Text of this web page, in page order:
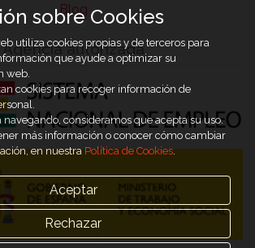
Blog
Agencia autorizada
sobre Cookies
utiliza cookies propias y de terceros para
que ayude a optimizar su
web.
cookies para recoger información de
navegando, consideramos que acepta su uso.
más información o conocer cómo cambiar
en nuestraPolítica de Cookies.
Aceptar
Rechazar